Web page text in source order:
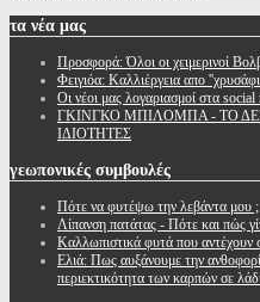
τα νέα μας
Προσφορά: Όλοι οι χειμερινοί
Φειγιόα: Καλλιέργεια απο
Oι νέοι μας λογαριασμοί στα social
ΓΚΙΝΓΚΟ ΜΠΙΛΟΜΠΑ - ΤΟ
ΙΔΙΟΤΗΤΕΣ
γεωπονικές συμβουλές
Πότε να φυτέψω την λεβάντα μου ;
Λίπανση πατάτας - Πότε και πώς
Καλλωπιστικά φυτά που αντέχουν
Ελιά: Πως αυξάνουμε την
περιεκτικότητα των καρπών σε